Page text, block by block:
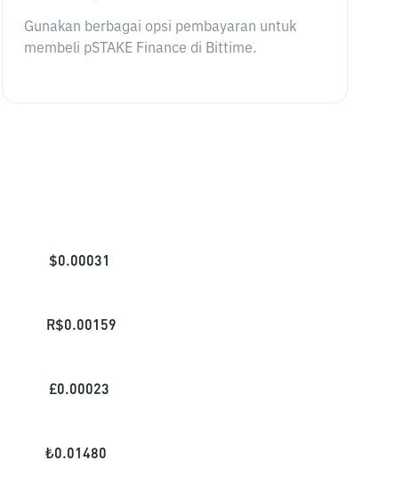
Gunakan berbagai opsi pembayaran untuk
membeli pSTAKE Finance di Bittime.
$0.00031
R$0.00159
£0.00023
₺0.01480